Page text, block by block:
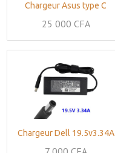
Chargeur Asus type C
25 000 CFA
Chargeur Dell 19.5v3.34A